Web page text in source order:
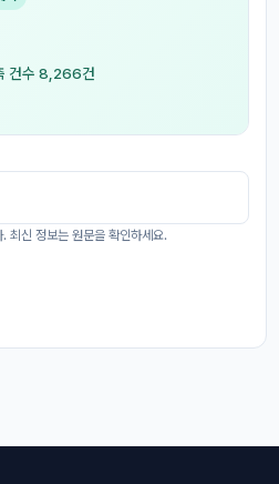
건수 8,266건
최신 정보는 원문을 확인하세요.